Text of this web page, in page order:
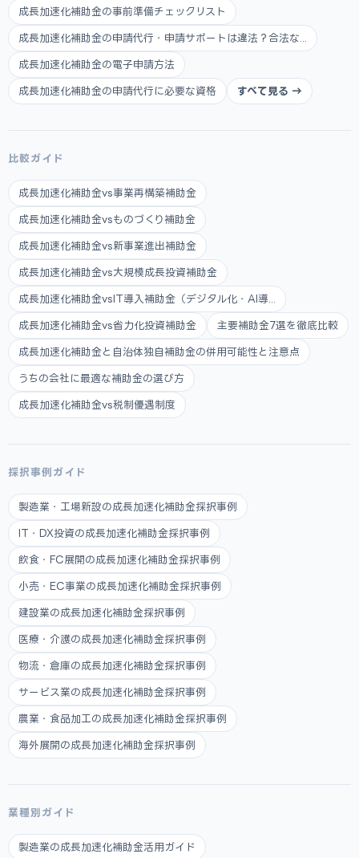
成長加速化補助金の事前準備チェックリスト
成長加速化補助金の申請代行・申請サポートは違法？合法な...
成長加速化補助金の電子申請方法
成長加速化補助金の申請代行に必要な資格 すべて見る →
比較ガイド
成長加速化補助金vs事業再構築補助金
成長加速化補助金vsものづくり補助金
成長加速化補助金vs新事業進出補助金
成長加速化補助金vs大規模成長投資補助金
成長加速化補助金vsIT導入補助金（デジタル化・AI導...
成長加速化補助金vs省力化投資補助金 主要補助金7選を徹底比較
成長加速化補助金と自治体独自補助金の併用可能性と注意点
うちの会社に最適な補助金の選び方
成長加速化補助金vs税制優遇制度
採択事例ガイド
製造業・工場新設の成長加速化補助金採択事例
IT・DX投資の成長加速化補助金採択事例
飲食・FC展開の成長加速化補助金採択事例
小売・EC事業の成長加速化補助金採択事例
建設業の成長加速化補助金採択事例
医療・介護の成長加速化補助金採択事例
物流・倉庫の成長加速化補助金採択事例
サービス業の成長加速化補助金採択事例
農業・食品加工の成長加速化補助金採択事例
海外展開の成長加速化補助金採択事例
業種別ガイド
製造業の成長加速化補助金活用ガイド